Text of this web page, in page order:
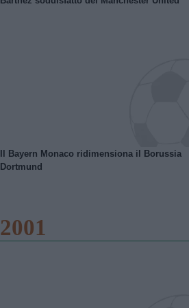
Il Bayern Monaco ridimensiona il Borussia
Dortmund
2001